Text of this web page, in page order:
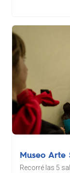
Museo Arte
Recorré las 5